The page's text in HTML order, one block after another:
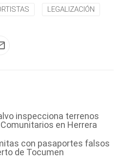
LEGALIZACIÓN
inspecciona terrenos
en Herrera
con pasaportes falsos
de Tocumen